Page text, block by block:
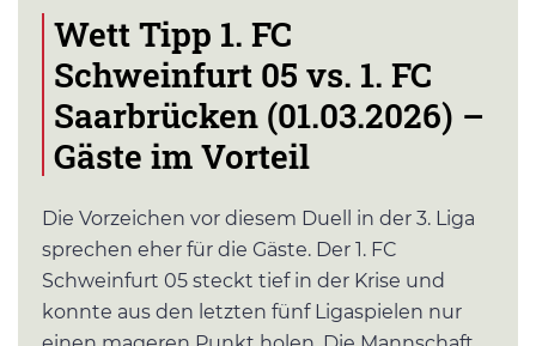
Wett Tipp 1. FC
Schweinfurt 05 vs. 1. FC
Saarbrücken (01.03.2026) –
Gäste im Vorteil
Die Vorzeichen vor diesem Duell in der 3. Liga
sprechen eher für die Gäste. Der 1. FC
Schweinfurt 05 steckt tief in der Krise und
konnte aus den letzten fünf Ligaspielen nur